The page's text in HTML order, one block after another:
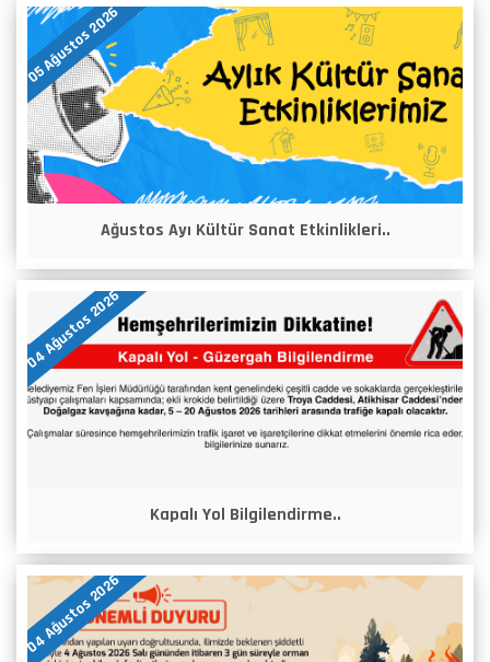
05 Ağustos 2026
Ağustos Ayı Kültür Sanat Etkinlikleri..
04 Ağustos 2026
Kapalı Yol Bilgilendirme..
04 Ağustos 2026